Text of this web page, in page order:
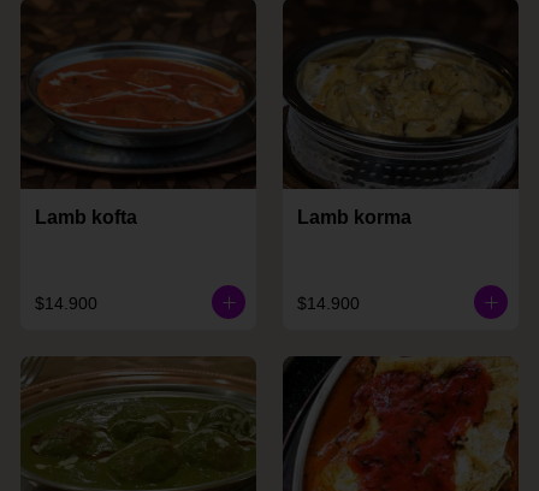
Lamb kofta
$14.900
Lamb korma
$14.900